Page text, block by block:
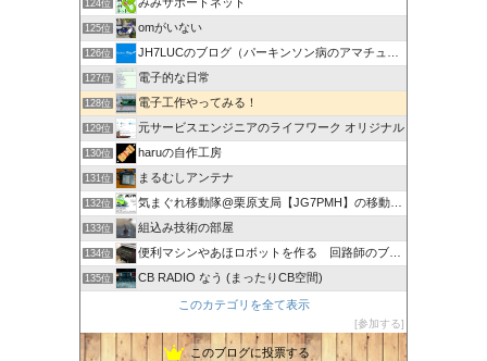
124位
125位 omがいない
126位 JH7LUCのブログ（パーキンソン病のアマチュア無線奮闘記）
127位 電子的な日常
128位 電子工作やってみる！
129位 元サービスエンジニアのライフワーク オリジナル
130位 haruの自作工房
131位 まるむしアンテナ
132位 気まぐれ移動隊@栗原支局【JG7PMH】の移動運用日記
133位 組込み技術の部屋
134位 便利マシンやあほロボットを作る 回路師のブログ
135位 CB RADIO なう (まったりCB空間)
このカテゴリを全て表示
参加する
このブログに投票する